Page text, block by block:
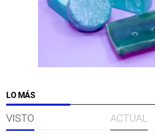
LO MÁS
VISTO ACTUAL